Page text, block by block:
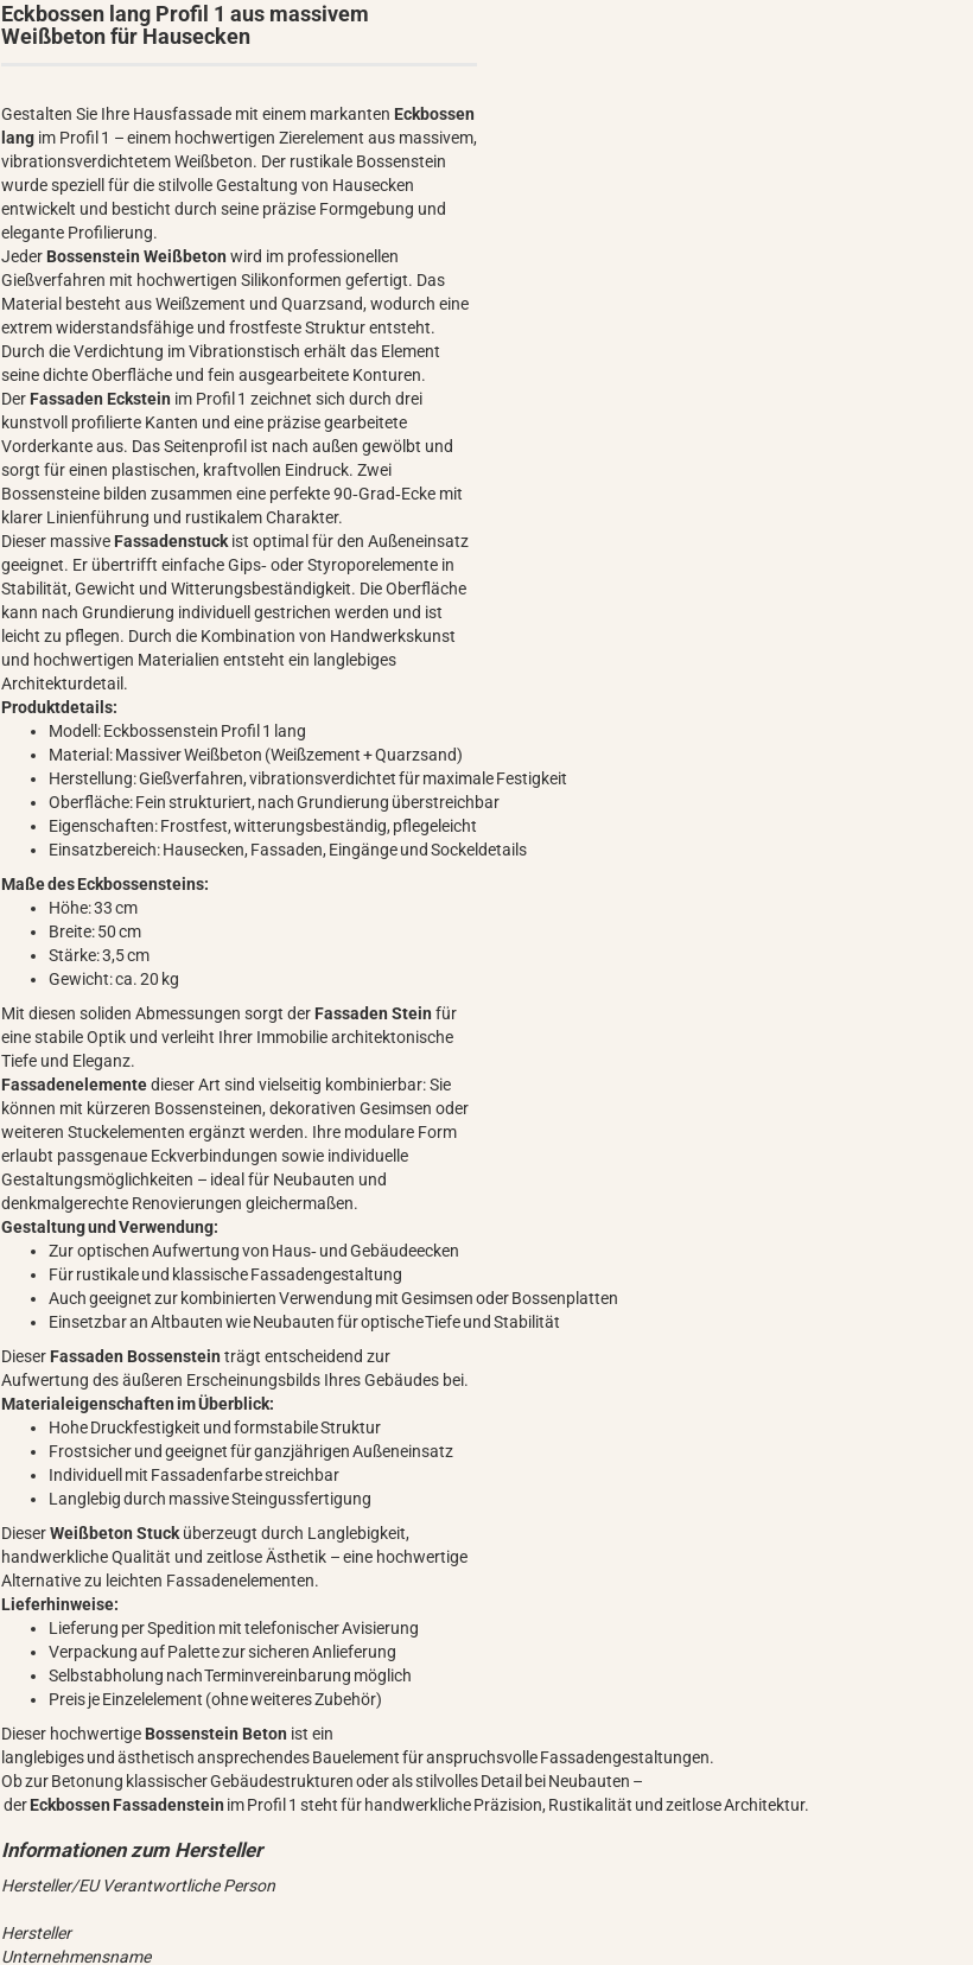
Eckbossen lang Profil 1 aus massivem
Weißbeton für Hausecken
Gestalten Sie Ihre Hausfassade mit einem markanten Eckbossen
lang im Profil 1 – einem hochwertigen Zierelement aus massivem,
vibrationsverdichtetem Weißbeton. Der rustikale Bossenstein
wurde speziell für die stilvolle Gestaltung von Hausecken
entwickelt und besticht durch seine präzise Formgebung und
elegante Profilierung.
Jeder Bossenstein Weißbeton wird im professionellen
Gießverfahren mit hochwertigen Silikonformen gefertigt. Das
Material besteht aus Weißzement und Quarzsand, wodurch eine
extrem widerstandsfähige und frostfeste Struktur entsteht.
Durch die Verdichtung im Vibrationstisch erhält das Element
seine dichte Oberfläche und fein ausgearbeitete Konturen.
Der Fassaden Eckstein im Profil 1 zeichnet sich durch drei
kunstvoll profilierte Kanten und eine präzise gearbeitete
Vorderkante aus. Das Seitenprofil ist nach außen gewölbt und
sorgt für einen plastischen, kraftvollen Eindruck. Zwei
Bossensteine bilden zusammen eine perfekte 90‑Grad‑Ecke mit
klarer Linienführung und rustikalem Charakter.
Dieser massive Fassadenstuck ist optimal für den Außeneinsatz
geeignet. Er übertrifft einfache Gips‑ oder Styroporelemente in
Stabilität, Gewicht und Witterungsbeständigkeit. Die Oberfläche
kann nach Grundierung individuell gestrichen werden und ist
leicht zu pflegen. Durch die Kombination von Handwerkskunst
und hochwertigen Materialien entsteht ein langlebiges
Architekturdetail.
Produktdetails:
Modell: Eckbossenstein Profil 1 lang
Material: Massiver Weißbeton (Weißzement + Quarzsand)
Herstellung: Gießverfahren, vibrationsverdichtet für maximale Festigkeit
Oberfläche: Fein strukturiert, nach Grundierung überstreichbar
Eigenschaften: Frostfest, witterungsbeständig, pflegeleicht
Einsatzbereich: Hausecken, Fassaden, Eingänge und Sockeldetails
Maße des Eckbossensteins:
Höhe: 33 cm
Breite: 50 cm
Stärke: 3,5 cm
Gewicht: ca. 20 kg
Mit diesen soliden Abmessungen sorgt der Fassaden Stein für
eine stabile Optik und verleiht Ihrer Immobilie architektonische
Tiefe und Eleganz.
Fassadenelementedieser Art sind vielseitig kombinierbar: Sie
können mit kürzeren Bossensteinen, dekorativen Gesimsen oder
weiteren Stuckelementen ergänzt werden. Ihre modulare Form
erlaubt passgenaue Eckverbindungen sowie individuelle
Gestaltungsmöglichkeiten – ideal für Neubauten und
denkmalgerechte Renovierungen gleichermaßen.
Gestaltung und Verwendung:
Zur optischen Aufwertung von Haus‑ und Gebäudeecken
Für rustikale und klassische Fassadengestaltung
Auch geeignet zur kombinierten Verwendung mit Gesimsen oder Bossenplatten
Einsetzbar an Altbauten wie Neubauten für optische Tiefe und Stabilität
Dieser Fassaden Bossenstein trägt entscheidend zur
Aufwertung des äußeren Erscheinungsbilds Ihres Gebäudes bei.
Materialeigenschaften im Überblick:
Hohe Druckfestigkeit und formstabile Struktur
Frostsicher und geeignet für ganzjährigen Außeneinsatz
Individuell mit Fassadenfarbe streichbar
Langlebig durch massive Steingussfertigung
DieserWeißbeton Stuck überzeugt durch Langlebigkeit,
handwerkliche Qualität und zeitlose Ästhetik – eine hochwertige
Alternative zu leichten Fassadenelementen.
Lieferhinweise:
Lieferung per Spedition mit telefonischer Avisierung
Verpackung auf Palette zur sicheren Anlieferung
Selbstabholung nach Terminvereinbarung möglich
Preis je Einzelelement (ohne weiteres Zubehör)
Dieser hochwertige Bossenstein Beton ist ein
langlebiges und ästhetisch ansprechendes Bauelement für anspruchsvolle Fassadengestaltungen.
Ob zur Betonung klassischer Gebäudestrukturen oder als stilvolles Detail bei Neubauten –
derEckbossen Fassadenstein im Profil 1 steht für handwerkliche Präzision, Rustikalität und zeitlose Architektur.
Hersteller/EU Verantwortliche Person
Hersteller
Unternehmensname